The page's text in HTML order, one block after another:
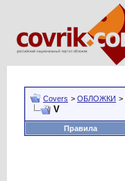
Covers > ОБЛОЖКИ >
V
Правила